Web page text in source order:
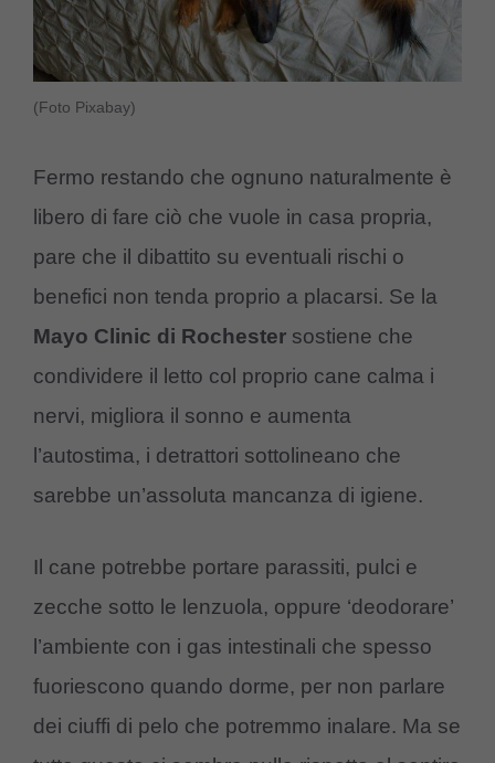
(Foto Pixabay)
Fermo restando che ognuno naturalmente è
libero di fare ciò che vuole in casa propria,
pare che il dibattito su eventuali rischi o
benefici non tenda proprio a placarsi. Se la
Mayo Clinic di Rochester sostiene che
condividere il letto col proprio cane calma i
nervi, migliora il sonno e aumenta
l’autostima, i detrattori sottolineano che
sarebbe un’assoluta mancanza di igiene.
Il cane potrebbe portare parassiti, pulci e
zecche sotto le lenzuola, oppure ‘deodorare’
l’ambiente con i gas intestinali che spesso
fuoriescono quando dorme, per non parlare
dei ciuffi di pelo che potremmo inalare. Ma se